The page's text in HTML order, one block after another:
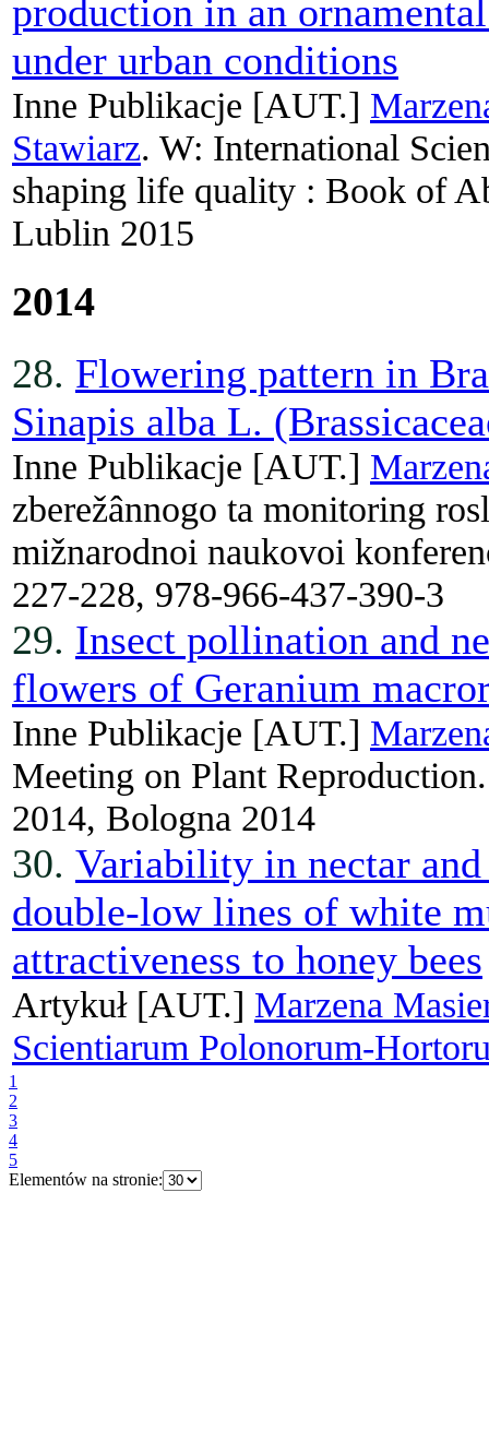
production in an
under urban conditions
Inne Publikacje [AUT.]
Stawiarz. W: International
shaping life quality : Book of
Lublin 2015
2014
28. Flowering pattern in
Sinapis alba L.
Inne Publikacje [AUT.]
zberežânnogo ta monitoring
mižnarodnoi naukovoi
227-228, 978-966-437-390-3
29. Insect pollination and
flowers of Geranium
Inne Publikacje [AUT.]
Meeting on Plant
2014, Bologna 2014
30. Variability in nectar
double-low lines of white
attractiveness to honey bees
Artykuł[AUT.] Marzena
Scientiarum Polonorum-
1
2
3
4
5
Elementów na stronie: